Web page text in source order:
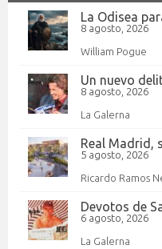
La Odisea
8 agosto, 2026
William Pogue
Un nuevo
8 agosto, 2026
La Galerna
Real Madrid,
5 agosto, 2026
Ricardo Ramos
Devotos de
6 agosto, 2026
La Galerna